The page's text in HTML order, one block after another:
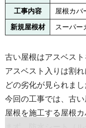
工事内容
屋根カバ
新規屋根材
スーパー
古い屋根はアスベスト
アスベスト入りは割
どの劣化が見られまし
今回の工事では、古
屋根を施工する屋根